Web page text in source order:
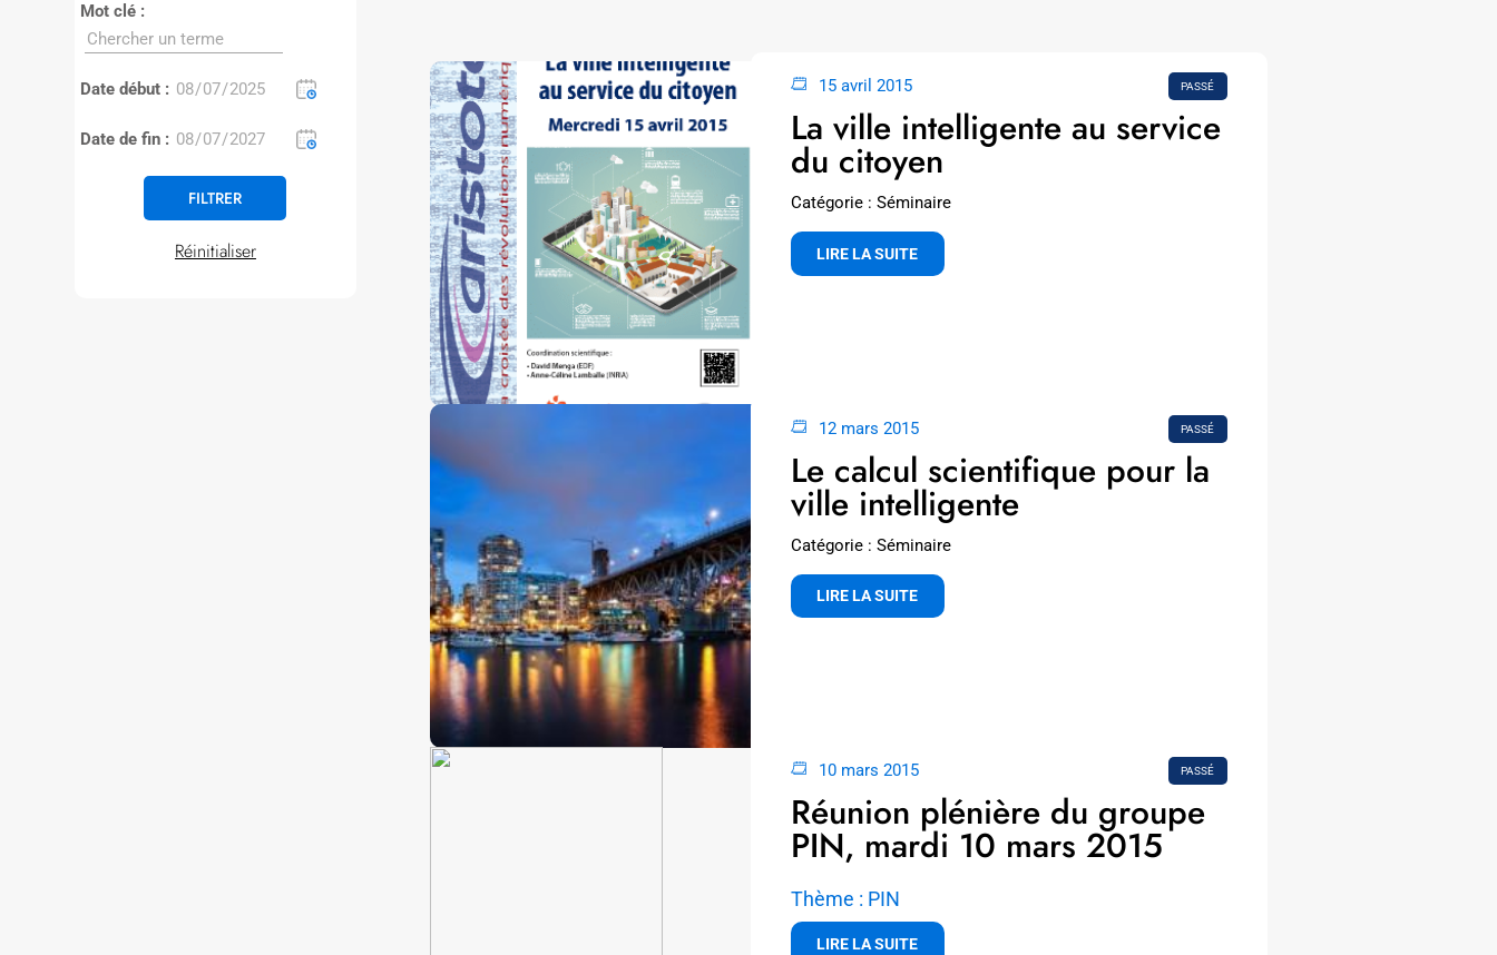
Mot clé :
Date début :
Date de fin :
Réinitialiser
15 avril 2015 PASSÉ
La ville intelligente au service
du citoyen
Catégorie : Séminaire
LIRE LA SUITE
12 mars 2015 PASSÉ
Le calcul scientifique pour la
ville intelligente
Catégorie : Séminaire
LIRE LA SUITE
10 mars 2015 PASSÉ
Réunion plénière du groupe
PIN, mardi 10 mars 2015
Thème : PIN
LIRE LA SUITE